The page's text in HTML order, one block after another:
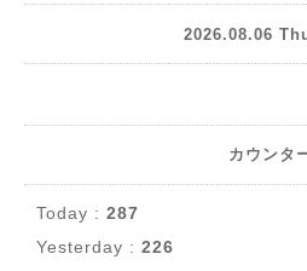
2026.08.06
カウンタ
Today : 287
Yesterday : 226